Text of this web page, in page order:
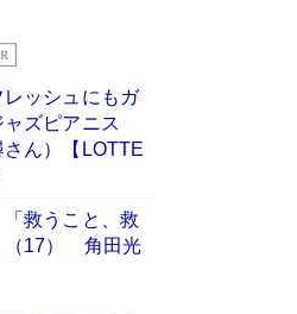
年の物語に幕 特装
、孤独を抱えた
作短篇集『海のほ
ッシュにもガ
ズピアニス
ん）【LOTTE
「救うこと、救
（17） 角田光